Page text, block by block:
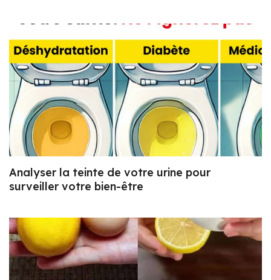
Analyser la teinte de votre urine pour
surveiller votre bien-être